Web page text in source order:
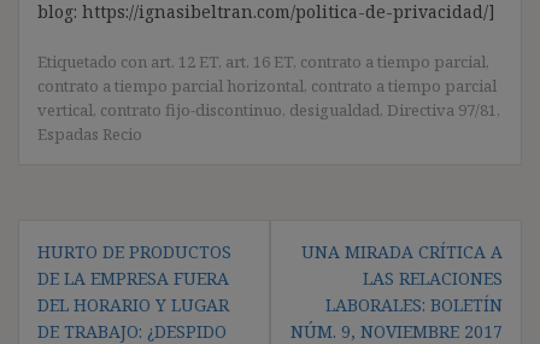
blog: https://ignasibeltran.com/politica-de-privacidad/]
Etiquetado con art. 12 ET, art. 16 ET, contrato a tiempo parcial,
contrato a tiempo parcial horizontal, contrato a tiempo parcial
vertical, contrato fijo-discontinuo, desigualdad, Directiva 97/81 ,
Espadas Recio
de
entradas
HURTO DE PRODUCTOS
DE LA EMPRESA FUERA
DEL HORARIO Y LUGAR
DE TRABAJO: ¿DESPIDO
UNA MIRADA CRÍTICA A
LAS RELACIONES
LABORALES: BOLETÍN
NÚM. 9, NOVIEMBRE 2017